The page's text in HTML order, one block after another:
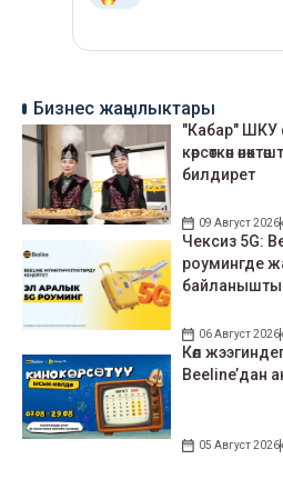
Бизнес жаңылыктары
"Кабар" ШКУ
көрсөткөн
билдирет
09 Август 2026
Чексиз 5G:
роумингде
байланышты
06 Август 2026
Көл
Beeline’дан
05 Август 2026